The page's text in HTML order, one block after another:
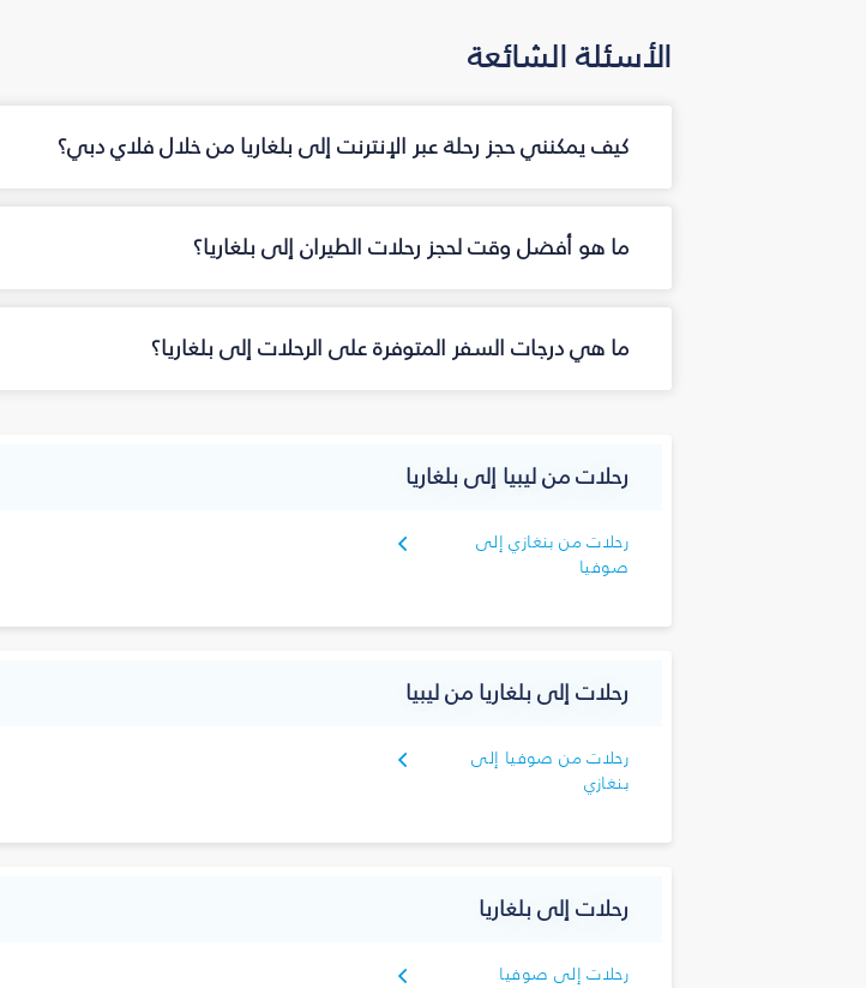
الأسئلة الشائعة
كيف يمكنني حجز رحلة عبر الإنترنت إلى بلغاريا من خلال فلاي دبي؟
ما هو أفضل وقت لحجز رحلات الطيران إلى بلغاريا؟
ما هي درجات السفر المتوفرة على الرحلات إلى بلغاريا؟
رحلات من ليبيا إلى بلغاريا
رحلات من بنغازي إلى
صوفيا
رحلات إلى بلغاريا من ليبيا
رحلات من صوفيا إلى
بنغازي
رحلات إلى بلغاريا
رحلات إلى صوفيا